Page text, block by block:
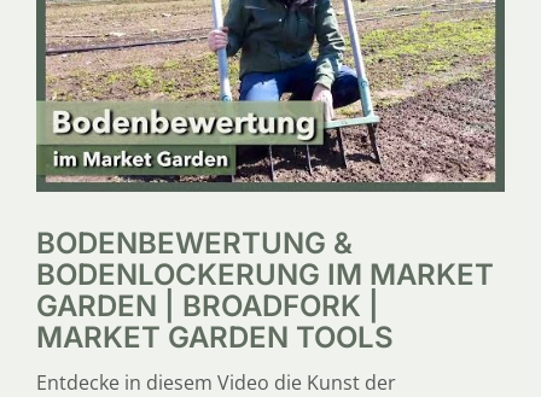
SERVICE
ÜBER UNS
BODENBEWERTUNG &
BODENLOCKERUNG IM MARKET
GARDEN | BROADFORK |
MARKET GARDEN TOOLS
Entdecke in diesem Video die Kunst der